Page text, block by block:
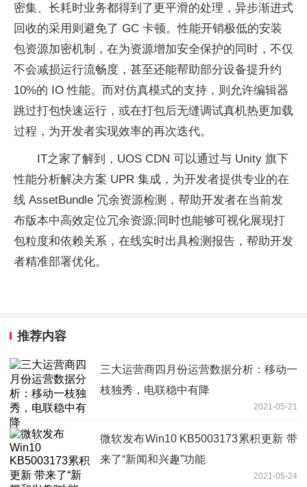
密集、长耗时业务都得到了更平滑的处理，异步渐进式
回收的采用则避免了 GC 卡顿。性能开销极低的安装
包资源加密机制，在为资源增加安全保护的同时，不仅
不会减损运行流畅度，甚至还能帮助部分设备提升约
10%的 IO 性能。而对仿真模式的支持，则允许编辑器
跳过打包快速运行，或在打包后无缝调试真机热更加载
过程，为开发者实现效率的再次迭代。
IT之家了解到，UOS CDN 可以通过与 Unity 旗下
性能分析解决方案 UPR 集成，为开发者提供专业的在
线 AssetBundle 冗余资源检测，帮助开发者在当前发
布版本中高效定位冗余资源;同时也能够可视化展现打
包粒度和依赖关系，在线实时出具检测报告，帮助开发
者精准部署优化。
推荐内容
三大运营商四月份运营数据分析：移动一
枝独秀，电联稳中有降
2021-05-21
微软发布Win10 KB5003173累积更新 带
来了“新闻和兴趣”功能
2021-05-24